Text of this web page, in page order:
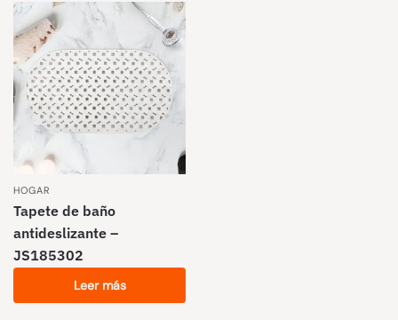
HOGAR
Tapete de baño
antideslizante –
JS185302
Leer más